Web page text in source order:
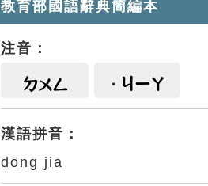
教育部國語辭典簡編本
注音：
ㄉㄨㄥ ㄐㄧㄚ
漢語拼音：
dōng jia